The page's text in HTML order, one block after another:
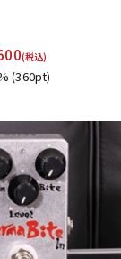
(税込)
(360pt)